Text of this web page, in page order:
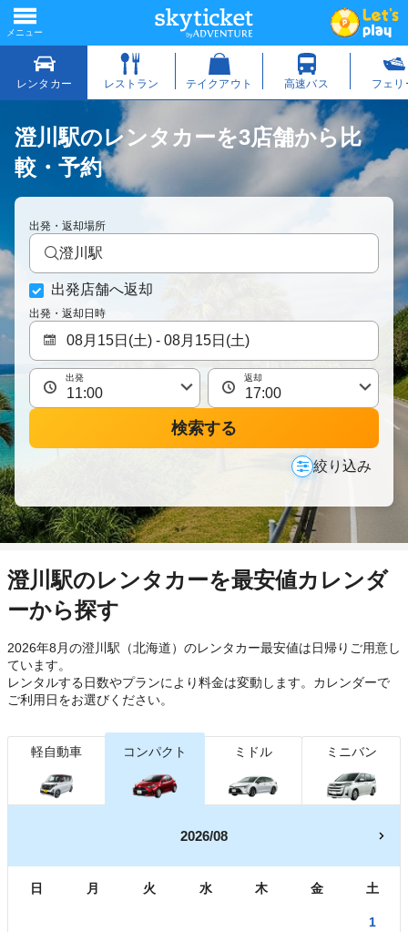
澄川駅のレンタカーを3店舗から比
較・予約
出発・返却場所
澄川駅
出発店舗へ返却
出発・返却日時
出発 返却
検索する
絞り込み
澄川駅のレンタカーを最安値カレンダ
ーから探す
2026年8月の澄川駅（北海道）のレンタカー最安値は日帰り ご用意し
ています。
レンタルする日数やプランにより料金は変動します。カレンダーで
ご利用日をお選びください。
軽自動車 コンパクト ミドル ミニバン
2026/08
日 月 火 水 木 金 土
1